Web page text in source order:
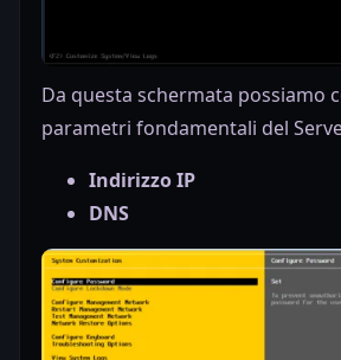
Da questa schermata possiamo
parametri fondamentali del
Indirizzo IP
DNS